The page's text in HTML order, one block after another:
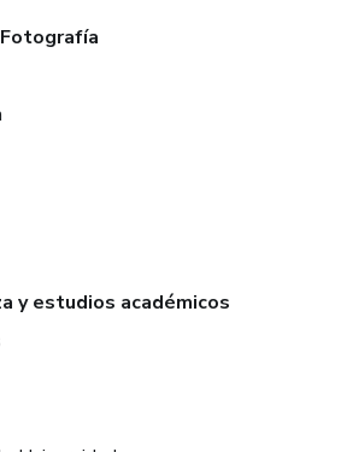
y estudios académicos